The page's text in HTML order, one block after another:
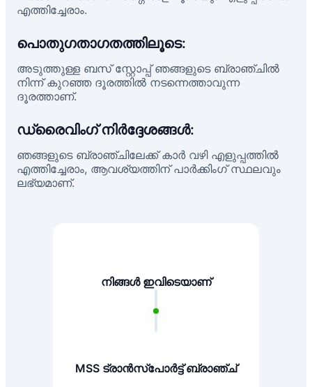
എത്തിച്ചേരാം.
പൊതുഗതാഗതത്തിലൂടെ:
അടുത്തുള്ള ബസ് സ്റ്റോപ്പ് ഞങ്ങളുടെ ബ്രാഞ്ചിൽ
നിന്ന് കുറഞ്ഞ ദൂരത്തിൽ നടന്നെത്താവുന്ന
ദൂരത്താണ്.
ഡ്രൈവിംഗ് നിർദ്ദേശങ്ങൾ:
ഞങ്ങളുടെ ബ്രാഞ്ചിലേക്ക് കാർ വഴി എളുപ്പത്തിൽ
എത്തിച്ചേരാം, ആവശ്യത്തിന് പാർക്കിംഗ് സ്ഥലവും
ലഭ്യമാണ്.
നിങ്ങൾ ഇവിടെയാണ്
MSS ട്രാൻസ്പോർട്ട് ബ്രാഞ്ച്